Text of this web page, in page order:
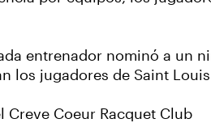
entrenador nominó a un
los jugadores de Saint
Creve Coeur Racquet Club